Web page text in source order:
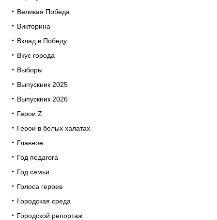
Великая Победа
Викторина
Вклад в Победу
Вкус города
Выборы
Выпускник 2025
Выпускник 2026
Герои Z
Герои в белых халатах
Главное
Год педагога
Год семьи
Голоса героев
Городская среда
Городской репортаж